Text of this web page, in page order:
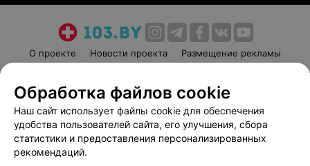
О проекте Новости проекта
Размещение рекламы
Пользовательское соглашение
Способы оплаты
Вакансии
Партнеры
Написать руководителю 103.by
Обработка файлов cookie
Наш сайт использует файлы cookie для обеспечения
удобства пользователей сайта, его улучшения, сбора
статистики и предоставления персонализированных
рекомендаций.